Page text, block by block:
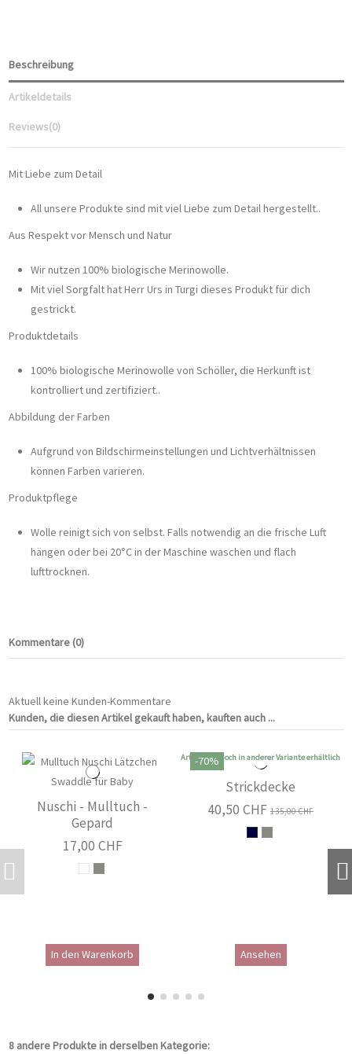
Beschreibung
Artikeldetails
Reviews(0)
Mit Liebe zum Detail
All unsere Produkte sind mit viel Liebe zum Detail hergestellt..
Aus Respekt vor Mensch und Natur
Wir nutzen 100% biologische Merinowolle.
Mit viel Sorgfalt hat Herr Urs in Turgi dieses Produkt für dich
gestrickt.
Produktdetails
100% biologische Merinowolle von Schöller, die Herkunft ist
kontrolliert und zertifiziert..
Abbildung der Farben
Aufgrund von Bildschirmeinstellungen und Lichtverhältnissen
können Farben varieren.
Produktpflege
Wolle reinigt sich von selbst. Falls notwendig an die frische Luft
hängen oder bei 20°C in der Maschine waschen und flach
lufttrocknen.
Kommentare (0)
Aktuell keine Kunden-Kommentare
Kunden, die diesen Artikel gekauft haben, kauften auch ...
Nuschi - Mulltuch -
Gepard
17,00 CHF
In den Warenkorb
-70%
Artikel nur noch in anderer Variante erhältlich
Strickdecke
40,50 CHF 135,00 CHF
Ansehen
8 andere Produkte in derselben Kategorie: